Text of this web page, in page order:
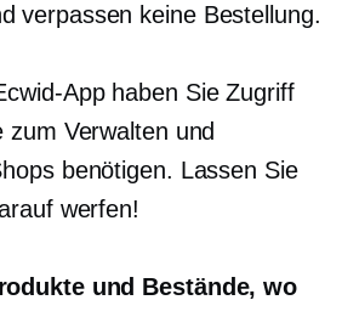
verpassen keine Bestellung.
App haben Sie Zugriff
Verwalten und
benötigen. Lassen Sie
werfen!
und Bestände, wo